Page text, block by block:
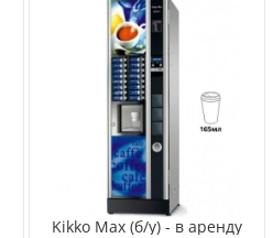
Kikko Max (б/у) - в аренду